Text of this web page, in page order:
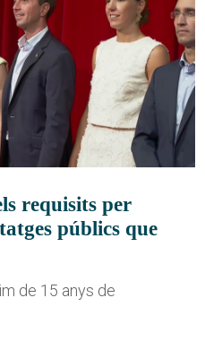
requisits per
públics que
de 15 anys de